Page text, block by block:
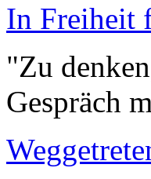
In Freiheit
"Zu
Gespräch